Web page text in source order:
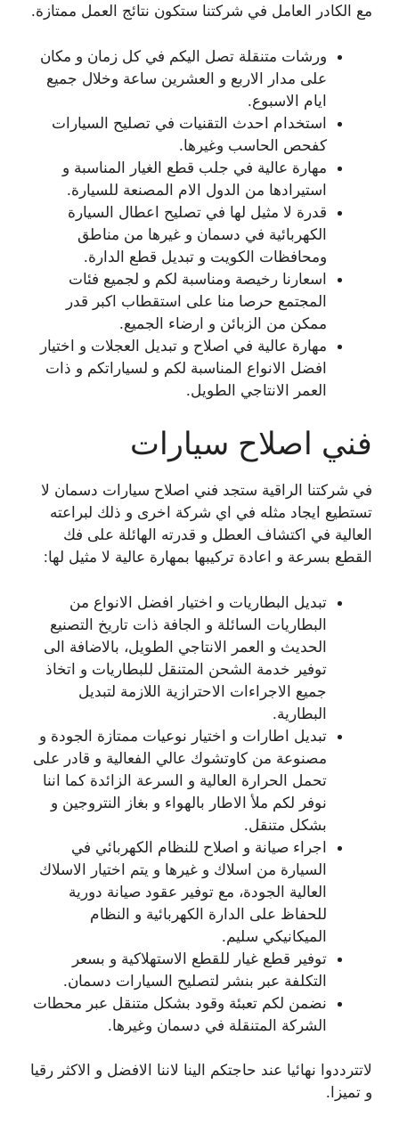
مع الكادر العامل في شركتنا ستكون نتائج العمل ممتازة.
ورشات متنقلة تصل اليكم في كل زمان و مكان
على مدار الاربع و العشرين ساعة وخلال جميع
ايام الاسبوع.
استخدام احدث التقنيات في تصليح السيارات
كفحص الحاسب وغيرها.
مهارة عالية في جلب قطع الغيار المناسبة و
استيرادها من الدول الام المصنعة للسيارة.
قدرة لا مثيل لها في تصليح اعطال السيارة
الكهربائية في دسمان و غيرها من مناطق
ومحافظات الكويت و تبديل قطع الدارة.
اسعارنا رخيصة ومناسبة لكم و لجميع فئات
المجتمع حرصا منا على استقطاب اكبر قدر
ممكن من الزبائن و ارضاء الجميع.
مهارة عالية في اصلاح و تبديل العجلات و اختيار
افضل الانواع المناسبة لكم و لسياراتكم و ذات
العمر الانتاجي الطويل.
فني اصلاح سيارات
في شركتنا الراقية ستجد فني اصلاح سيارات دسمان لا
تستطيع ايجاد مثله في اي شركة اخرى و ذلك لبراعته
العالية في اكتشاف العطل و قدرته الهائلة على فك
القطع بسرعة و اعادة تركيبها بمهارة عالية لا مثيل لها:
تبديل البطاريات و اختيار افضل الانواع من
البطاريات السائلة و الجافة ذات تاريخ التصنيع
الحديث و العمر الانتاجي الطويل، بالاضافة الى
توفير خدمة الشحن المتنقل للبطاريات و اتخاذ
جميع الاجراءات الاحترازية اللازمة لتبديل
البطارية.
تبديل اطارات و اختيار نوعيات ممتازة الجودة و
مصنوعة من كاوتشوك عالي الفعالية و قادر على
تحمل الحرارة العالية و السرعة الزائدة كما اننا
نوفر لكم ملأ الاطار بالهواء و بغاز النتروجين و
بشكل متنقل.
اجراء صيانة و اصلاح للنظام الكهربائي في
السيارة من اسلاك و غيرها و يتم اختيار الاسلاك
العالية الجودة، مع توفير عقود صيانة دورية
للحفاظ على الدارة الكهربائية و النظام
الميكانيكي سليم.
توفير قطع غيار للقطع الاستهلاكية و بسعر
التكلفة عبر بنشر لتصليح السيارات دسمان.
نضمن لكم تعبئة وقود بشكل متنقل عبر محطات
الشركة المتنقلة في دسمان وغيرها.
لاتترددوا نهائيا عند حاجتكم الينا لاننا الافضل و الاكثر رقيا
و تميزا.